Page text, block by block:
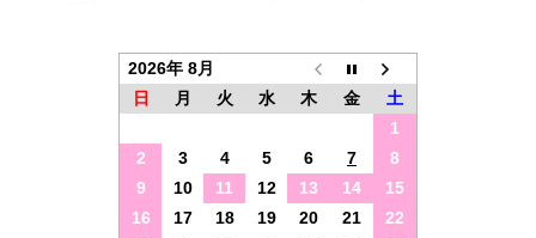
2026年 8月
日
月 火 水 木 金
土
1
2
3 4 5 6 7
8
9
10 11 12 13 14
15
16
17 18 19 20 21
22